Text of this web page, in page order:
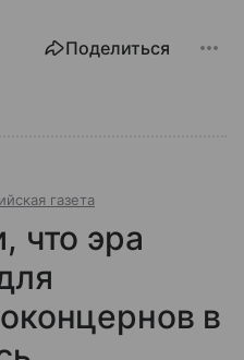
Поделиться
газета
что эра
в